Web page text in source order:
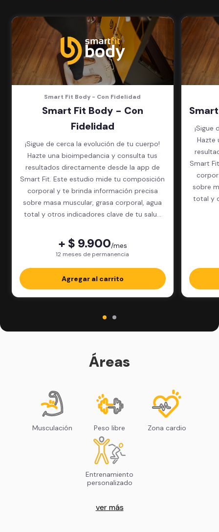
en cada sede)
Acceso a todas las áreas de la
sede
Smart Fit Body - Con Fidelidad
Smart Fit Body - Con
Fidelidad
¡Sigue de cerca la evolución de tu cuerpo!
Hazte una bioimpedancia y consulta tus
resultados directamente desde la app de
Smart Fit. Este estudio mide tu composición
corporal y te brinda información precisa
sobre masa muscular, grasa corporal, agua
total y otros indicadores clave de tu salud
+ $ 9.900/mes
12 meses de permanencia
Agregar al carrito
¡Sigue
Hazte
Smart
sobre
total y
Áreas
Musculación Peso libre Zona cardio
Entrenamiento
personalizado
ver más